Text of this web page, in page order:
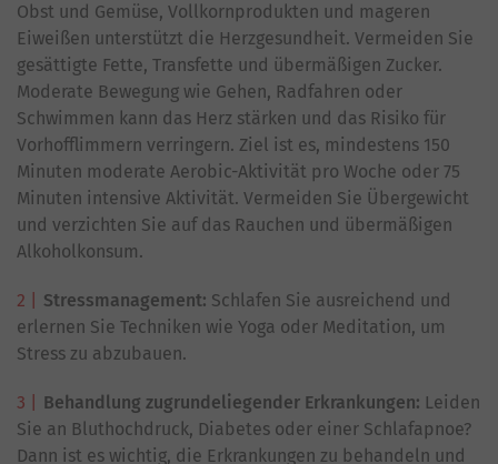
Obst und Gemüse, Vollkornprodukten und mageren
Eiweißen unterstützt die Herzgesundheit. Vermeiden Sie
gesättigte Fette, Transfette und übermäßigen Zucker.
Moderate Bewegung wie Gehen, Radfahren oder
Schwimmen kann das Herz stärken und das Risiko für
Vorhofflimmern verringern. Ziel ist es, mindestens 150
Minuten moderate Aerobic-Aktivität pro Woche oder 75
Minuten intensive Aktivität. Vermeiden Sie Übergewicht
und verzichten Sie auf das Rauchen und übermäßigen
Alkoholkonsum.
Stressmanagement: Schlafen Sie ausreichend und
erlernen Sie Techniken wie Yoga oder Meditation, um
Stress zu abzubauen.
Behandlung zugrundeliegender Erkrankungen: Leiden
Sie an Bluthochdruck, Diabetes oder einer Schlafapnoe?
Dann ist es wichtig, die Erkrankungen zu behandeln und